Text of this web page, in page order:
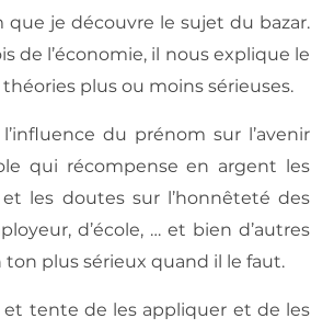
que je découvre le sujet du bazar.
de l’économie, il nous explique le
plus ou moins sérieuses.
du prénom sur l’avenir
qui récompense en argent les
les doutes sur l’honnêteté des
d’école, … et bien d’autres
plus sérieux quand il le faut.
et tente de les appliquer et de les